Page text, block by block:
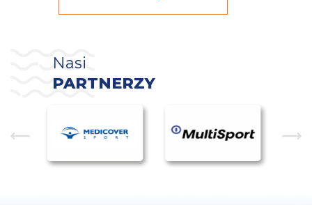
Nasi
PARTNERZY